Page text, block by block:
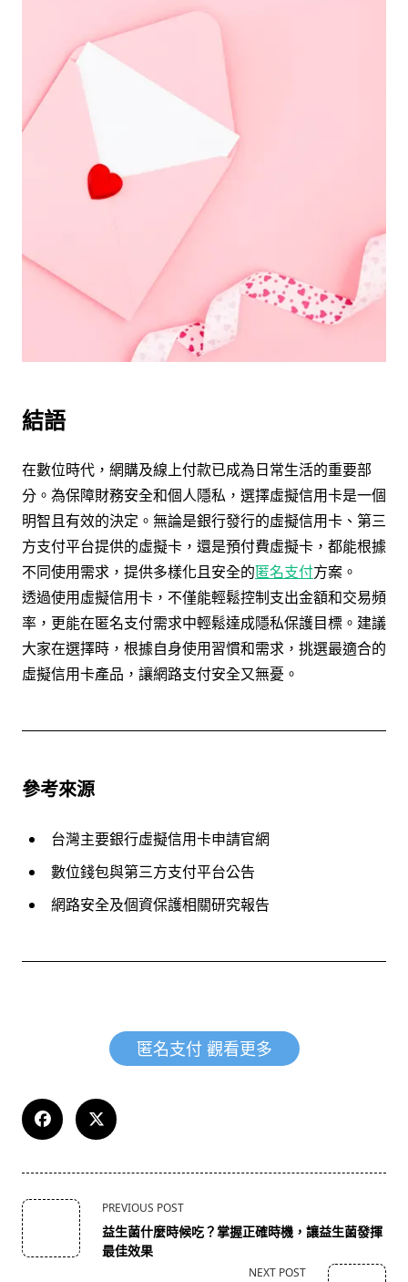
結語
在數位時代，網購及線上付款已成為日常生活的重要部
分。為保障財務安全和個人隱私，選擇虛擬信用卡是一個
明智且有效的決定。無論是銀行發行的虛擬信用卡、第三
方支付平台提供的虛擬卡，還是預付費虛擬卡，都能根據
不同使用需求，提供多樣化且安全的匿名支付方案。
透過使用虛擬信用卡，不僅能輕鬆控制支出金額和交易頻
率，更能在匿名支付需求中輕鬆達成隱私保護目標。建議
大家在選擇時，根據自身使用習慣和需求，挑選最適合的
虛擬信用卡產品，讓網路支付安全又無憂。
參考來源
台灣主要銀行虛擬信用卡申請官網
數位錢包與第三方支付平台公告
網路安全及個資保護相關研究報告
匿名支付 觀看更多
<span
class="nav-
subtitle
PREVIOUS POST
益生菌什麼時候吃？掌握正確時機，讓益生菌發揮
最佳效果
NEXT POST